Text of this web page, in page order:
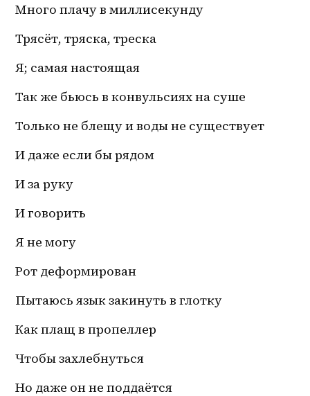
Много плачу в миллисекунду
Трясёт, тряска, треска
Я; самая настоящая
Так же бьюсь в конвульсиях на суше
Только не блещу и воды не существует
И даже если бы рядом
И за руку
И говорить
Я не могу
Рот деформирован
Пытаюсь язык закинуть в глотку
Как плащ в пропеллер
Чтобы захлебнуться
Но даже он не поддаётся